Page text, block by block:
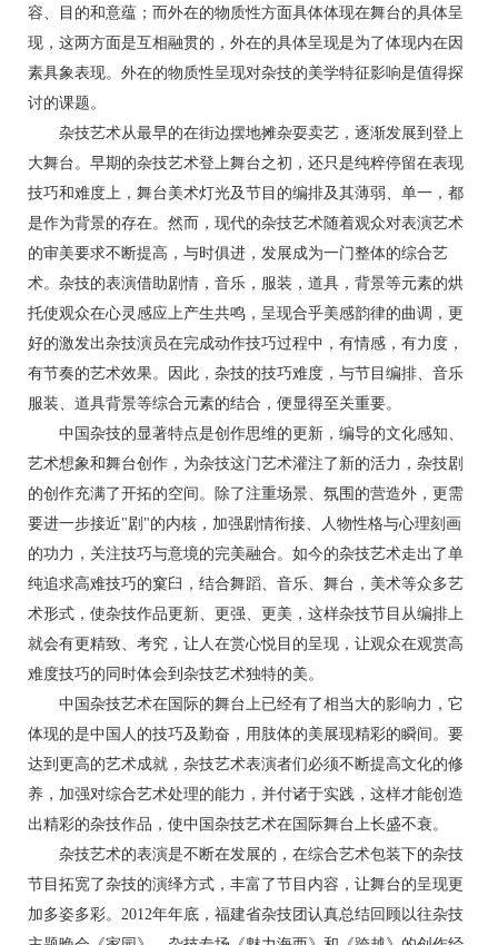
容、目的和意蕴；而外在的物质性方面具体体现在舞台的具体呈
现，这两方面是互相融贯的，外在的具体呈现是为了体现内在因
素具象表现。外在的物质性呈现对杂技的美学特征影响是值得探
讨的课题。
杂技艺术从最早的在街边摆地摊杂耍卖艺，逐渐发展到登上
大舞台。早期的杂技艺术登上舞台之初，还只是纯粹停留在表现
技巧和难度上，舞台美术灯光及节目的编排及其薄弱、单一，都
是作为背景的存在。然而，现代的杂技艺术随着观众对表演艺术
的审美要求不断提高，与时俱进，发展成为一门整体的综合艺
术。杂技的表演借助剧情，音乐，服装，道具，背景等元素的烘
托使观众在心灵感应上产生共鸣，呈现合乎美感韵律的曲调，更
好的激发出杂技演员在完成动作技巧过程中，有情感，有力度，
有节奏的艺术效果。因此，杂技的技巧难度，与节目编排、音乐
服装、道具背景等综合元素的结合，便显得至关重要。
中国杂技的显著特点是创作思维的更新，编导的文化感知、
艺术想象和舞台创作，为杂技这门艺术灌注了新的活力，杂技剧
的创作充满了开拓的空间。除了注重场景、氛围的营造外，更需
要进一步接近"剧"的内核，加强剧情衔接、人物性格与心理刻画
的功力，关注技巧与意境的完美融合。如今的杂技艺术走出了单
纯追求高难技巧的窠臼，结合舞蹈、音乐、舞台，美术等众多艺
术形式，使杂技作品更新、更强、更美，这样杂技节目从编排上
就会有更精致、考究，让人在赏心悦目的呈现，让观众在观赏高
难度技巧的同时体会到杂技艺术独特的美。
中国杂技艺术在国际的舞台上已经有了相当大的影响力，它
体现的是中国人的技巧及勤奋，用肢体的美展现精彩的瞬间。要
达到更高的艺术成就，杂技艺术表演者们必须不断提高文化的修
养，加强对综合艺术处理的能力，并付诸于实践，这样才能创造
出精彩的杂技作品，使中国杂技艺术在国际舞台上长盛不衰。
杂技艺术的表演是不断在发展的，在综合艺术包装下的杂技
节目拓宽了杂技的演绎方式，丰富了节目内容，让舞台的呈现更
加多姿多彩。2012年年底，福建省杂技团认真总结回顾以往杂技